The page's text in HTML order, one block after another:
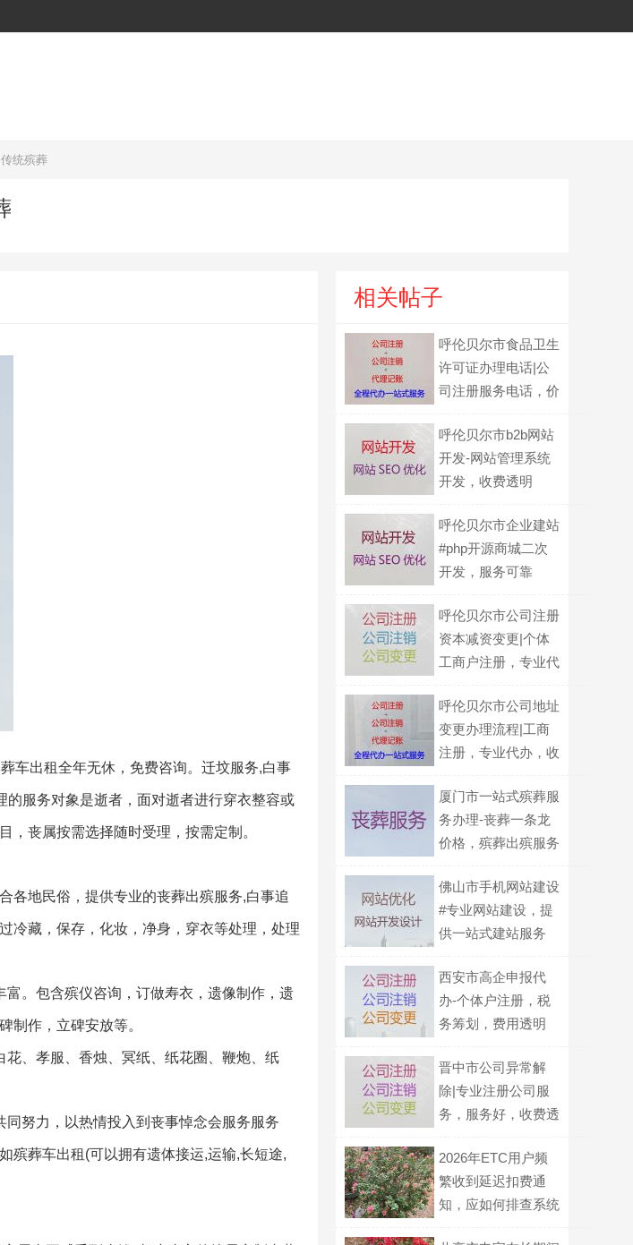
统殡葬
车出租全年无休，免费咨询。迁坟服务,白事
服务对象是逝者，面对逝者进行穿衣整容或
，丧属按需选择随时受理，按需定制。
各地民俗，提供专业的丧葬出殡服务,白事追
冷藏，保存，化妆，净身，穿衣等处理，处理
。包含殡仪咨询，订做寿衣，遗像制作，遗
制作，立碑安放等。
、孝服、香烛、冥纸、纸花圈、鞭炮、纸
努力，以热情投入到丧事悼念会服务服务
殡葬车出租(可以拥有遗体接运,运输,长短途,
相关帖子
呼伦贝尔市食品卫生
许可证办理电话|公
司注册服务电话，价
呼伦贝尔市b2b网站
开发-网站管理系统
开发，收费透明
呼伦贝尔市企业建站
#php开源商城二次
开发，服务可靠
呼伦贝尔市公司注册
资本减资变更|个体
工商户注册，专业代
呼伦贝尔市公司地址
变更办理流程|工商
注册，专业代办，收
厦门市一站式殡葬服
务办理-丧葬一条龙
价格，殡葬出殡服务
佛山市手机网站建设
#专业网站建设，提
供一站式建站服务
西安市高企申报代
办-个体户注册，税
务筹划，费用透明
晋中市公司异常解
除|专业注册公司服
务，服务好，收费透
2026年ETC用户频
繁收到延迟扣费通
知，应如何排查系统